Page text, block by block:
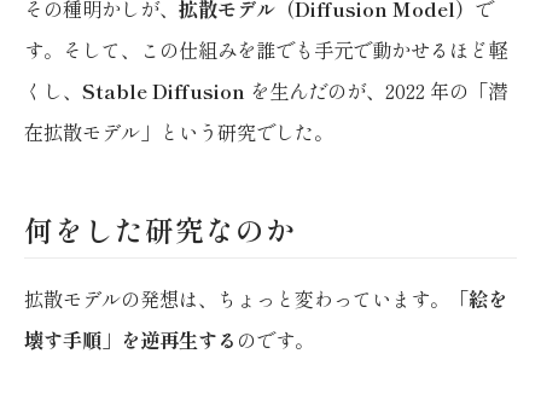
その種明かしが、 拡散モデル（Diffusion Model） で
す。そして、この仕組みを誰でも手元で動かせるほど軽
くし、 Stable Diffusion を生んだのが、2022 年の「潜
在拡散モデル」という研究でした。
何をした研究なのか
拡散モデルの発想は、ちょっと変わっています。
「絵を
壊す手順」を逆再生する のです。